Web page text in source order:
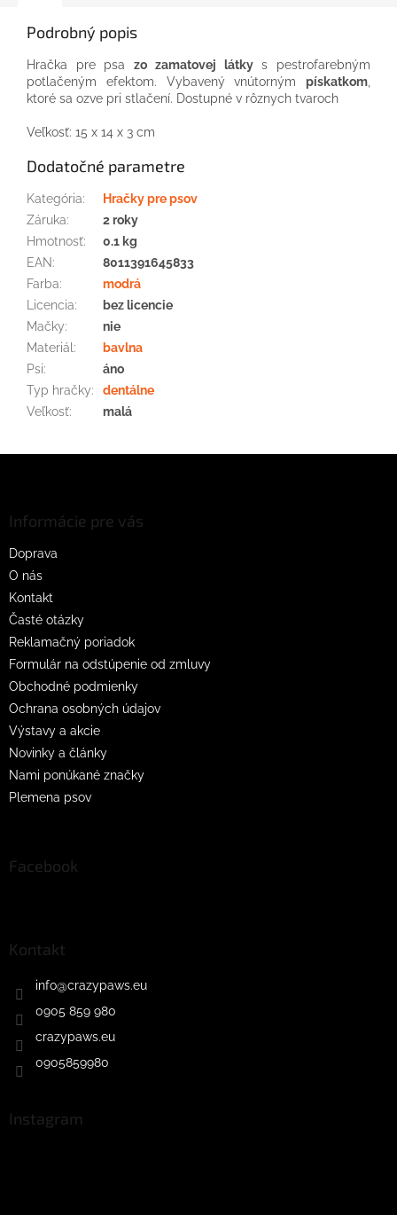
Podrobný popis
Hračka pre psazo zamatovej látkys pestrofarebným
potlačeným efektom. Vybavený vnútorným pískatkom
ktoré sa ozve pri stlačení. Dostupné v rôznych tvaroch
Veľkosť: 15 x 14 x 3 cm
Dodatočné parametre
Kategória:
Hračky pre psov
Záruka:
2 roky
Hmotnosť:
0.1 kg
EAN:
8011391645833
Farba:
modrá
Licencia:
bez licencie
Mačky:
nie
Materiál :
bavlna
Psi:
áno
Typ hračky:
dentálne
Veľkosť: malá
Informácie pre vás
Doprava
O nás
Kontakt
Časté otázky
Reklamačný poriadok
Formulár na odstúpenie od zmluvy
Obchodné podmienky
Ochrana osobných údajov
Výstavy a akcie
Novinky a články
Nami ponúkané značky
Plemena psov
Facebook
Kontakt
info@crazypaws.eu
0905 859 980
crazypaws.eu
0905859980
Instagram